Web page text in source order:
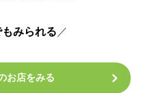
みられる ／
お店をみる